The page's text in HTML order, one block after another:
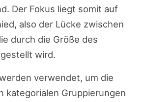
Der Fokus liegt somit auf
also der Lücke zwischen
durch die Größe des
wird.
verwendet, um die
kategorialen Gruppierungen